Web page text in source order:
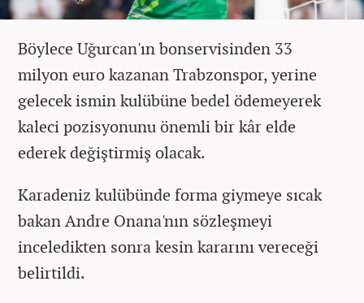
Böylece Uğurcan'ın bonservisinden 33
milyon euro kazanan Trabzonspor, yerine
gelecek ismin kulübüne bedel ödemeyerek
kaleci pozisyonunu önemli bir kâr elde
ederek değiştirmiş olacak.
Karadeniz kulübünde forma giymeye sıcak
bakan Andre Onana'nın sözleşmeyi
inceledikten sonra kesin kararını vereceği
belirtildi.